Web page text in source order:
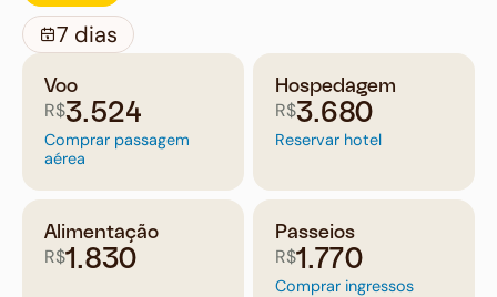
7 dias
Voo
R$3.524
Comprar passagem
aérea
Hospedagem
R$3.680
Reservar hotel
Alimentação
R$1.830
Passeios
R$1.770
Comprar ingressos